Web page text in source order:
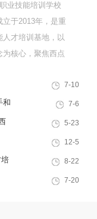
业技能培训学校
立于2013年，是重
人才培训基地，以
为核心，聚焦西点
养兼具社会责任
复合型行业高技能
训、证书认定、
7-10
和
7-6
5-23
12-5
8-22
7-20